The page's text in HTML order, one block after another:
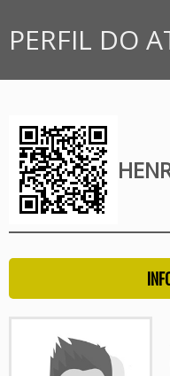
PERFIL DO